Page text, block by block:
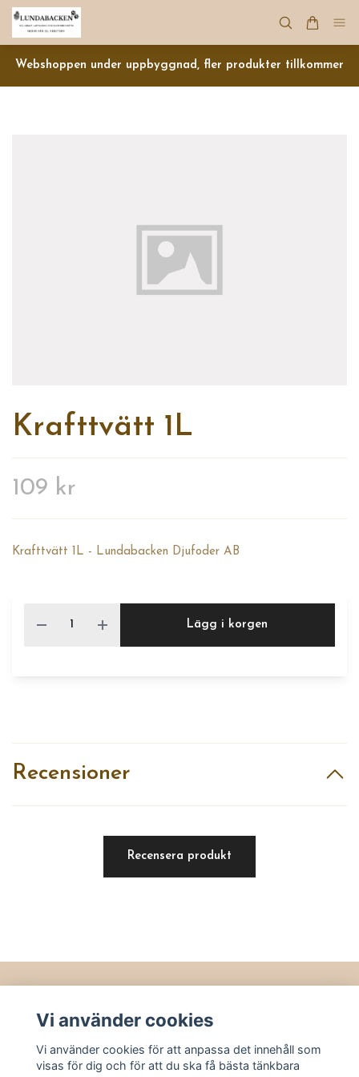
Webshoppen under uppbyggnad, fler produkter tillkommer
Krafttvätt 1L
109 kr
Krafttvätt 1L - Lundabacken Djufoder AB
Lägg i korgen
Recensioner
Recensera produkt
Köpvillkor
Kontakt
Utvalt
Vi använder cookies
Vi använder cookies för att anpassa det innehåll som
visas för dig och för att du ska få bästa tänkbara